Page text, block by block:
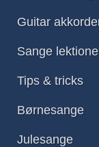
Guitar
Sange
Tips & tricks
Børnesange
Julesange